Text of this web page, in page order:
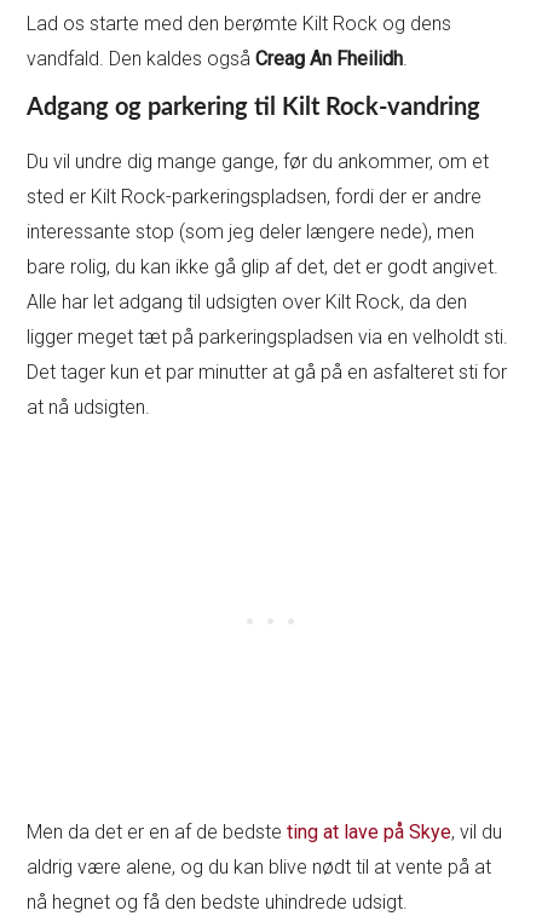
Lad os starte med den berømte Kilt Rock og dens
vandfald. Den kaldes ogsåCreag An Fheilidh.
Adgang og parkering til Kilt Rock-vandring
Du vil undre dig mange gange, før du ankommer, om et
sted er Kilt Rock-parkeringspladsen, fordi der er andre
interessante stop (som jeg deler længere nede), men
bare rolig, du kan ikke gå glip af det, det er godt angivet.
Alle har let adgang til udsigten over Kilt Rock, da den
ligger meget tæt på parkeringspladsen via en velholdt sti.
Det tager kun et par minutter at gå på en asfalteret sti for
at nå udsigten.
Men da det er en af de bedsteting at lave på Skye, vil du
aldrig være alene, og du kan blive nødt til at vente på at
nå hegnet og få den bedste uhindrede udsigt.